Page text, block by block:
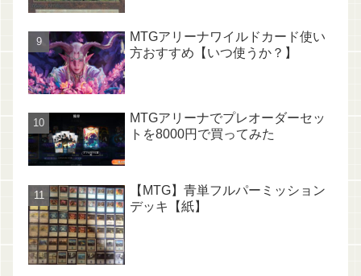
MTGアリーナワイルドカード使い
方おすすめ【いつ使うか？】
MTGアリーナでプレオーダーセッ
トを8000円で買ってみた
【MTG】青単フルパーミッション
デッキ【紙】